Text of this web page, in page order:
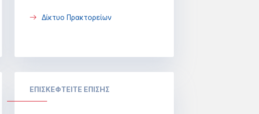
Δίκτυο Πρακτορείων
ΕΠΙΣΚΕΦΤΕΙΤΕ ΕΠΙΣΗΣ